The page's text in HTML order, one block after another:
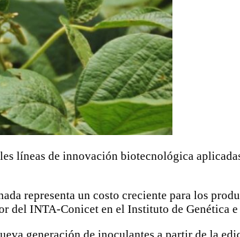
líneas de innovación biotecnológica
representa un costo creciente para los
del INTA-Conicet en el Instituto de Genética